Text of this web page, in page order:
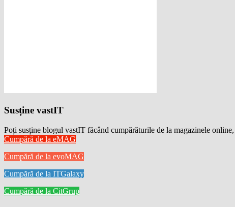
Susține vastIT
Poți susține blogul vastIT făcând cumpărăturile de la magazinele
Cumpără de la eMAG
Cumpără de la evoMAG
Cumpără de la ITGalaxy
Cumpără de la CitGrup